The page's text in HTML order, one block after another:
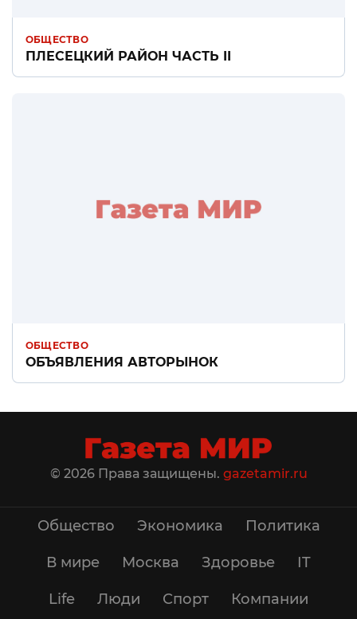
ОБЩЕСТВО
ПЛЕСЕЦКИЙ РАЙОН ЧАСТЬ II
ОБЩЕСТВО
ОБЪЯВЛЕНИЯ АВТОРЫНОК
© 2026 Права защищены. gazetamir.ru
Общество Экономика Политика
В мире Москва Здоровье IT
Life Люди Спорт Компании